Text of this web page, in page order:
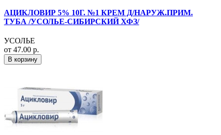
АЦИКЛОВИР 5% 10Г. №1 КРЕМ Д/НАРУЖ.ПРИМ.
ТУБА /УСОЛЬЕ-СИБИРСКИЙ ХФЗ/
УСОЛЬЕ
от 47.00 р.
В корзину